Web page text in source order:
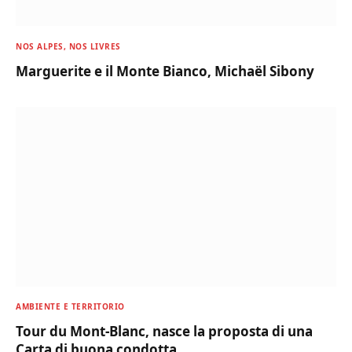
NOS ALPES, NOS LIVRES
Marguerite e il Monte Bianco, Michaël Sibony
AMBIENTE E TERRITORIO
Tour du Mont-Blanc, nasce la proposta di una